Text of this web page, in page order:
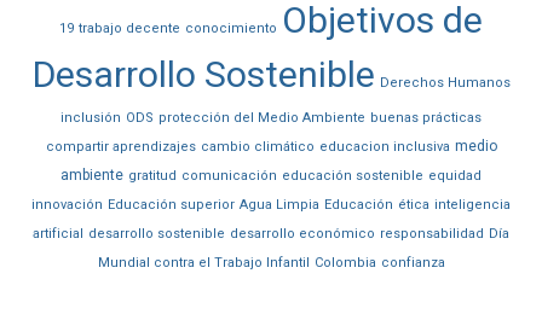
19 trabajo decente conocimiento Objetivos de
Desarrollo Sostenible Derechos Humanos
inclusión ODS protección del Medio Ambiente buenas prácticas
compartir aprendizajes cambio climático educacion inclusiva medio
ambiente gratitud comunicación educación sostenible equidad
innovación Educación superior Agua Limpia Educación ética inteligencia
artificial desarrollo sostenible desarrollo económico responsabilidad Día
Mundial contra el Trabajo Infantil Colombia confianza